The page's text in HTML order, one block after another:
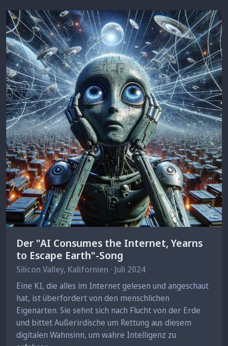
Der "AI Consumes the Internet, Yearns
to Escape Earth"-Song
Silicon Valley, Kalifornien · Juli 2024
Eine KI, die alles im Internet gelesen und angeschaut
hat, ist überfordert von den menschlichen
Eigenarten. Sie sehnt sich nach Flucht von der Erde
und bittet Außerirdische um Rettung aus diesem
digitalen Wahnsinn, um wahre Intelligenz zu